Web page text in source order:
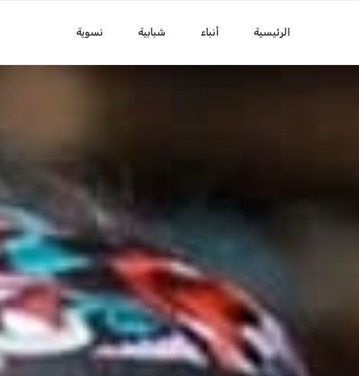
الرئيسية أنباء شبابية نسوية